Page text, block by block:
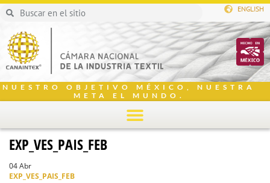
ENGLISH
NUESTRO OBJETIVO MÉXICO, NUESTRA
META EL MUNDO.
EXP_VES_PAIS_FEB
04 Abr
EXP_VES_PAIS_FEB